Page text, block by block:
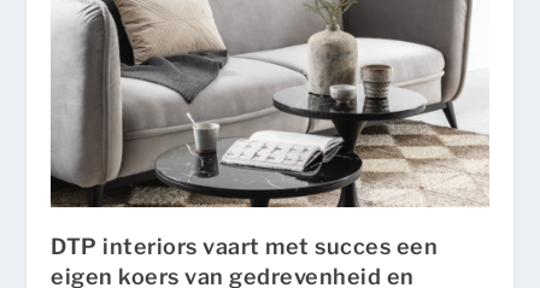
DTP interiors vaart met succes een
eigen koers van gedrevenheid en